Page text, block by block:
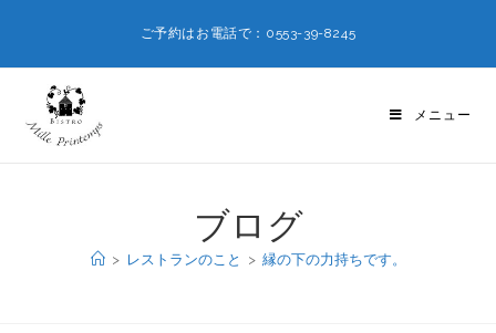
ご予約はお電話で：0553-39-8245
メニュー
ブログ
> レストランのこと > 縁の下の力持ちです。